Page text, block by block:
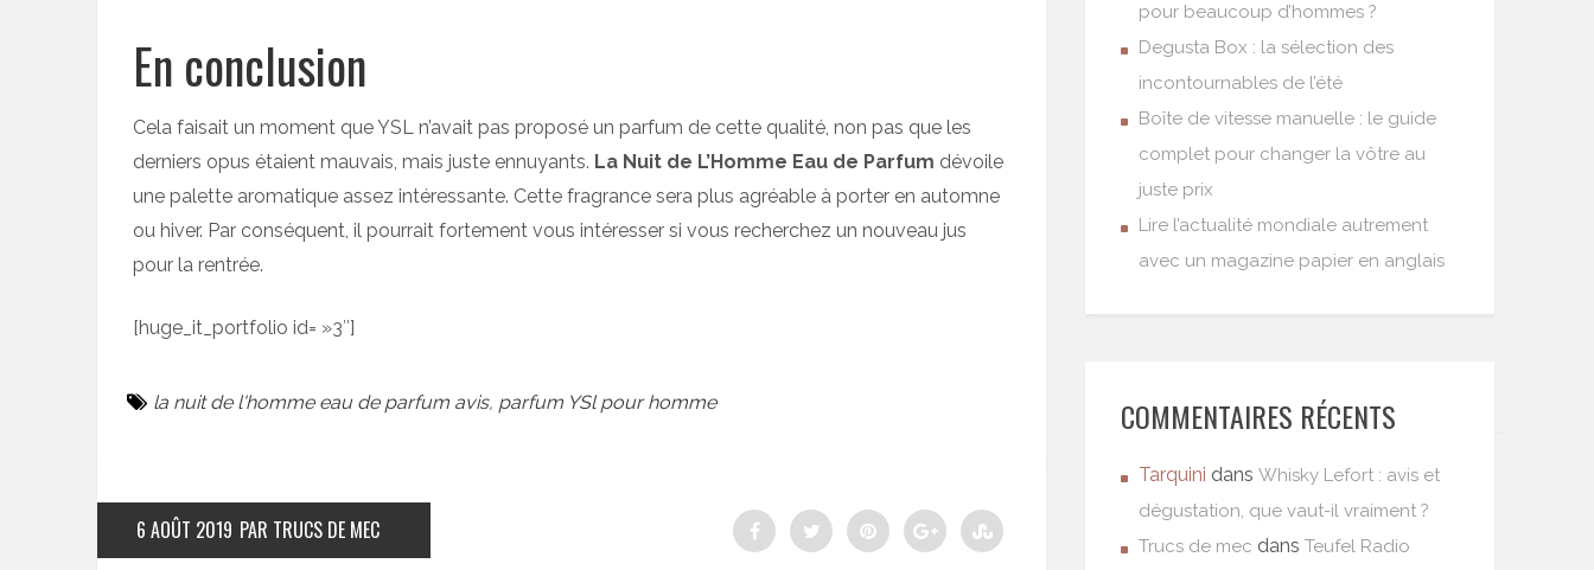
En conclusion
Cela faisait un moment que YSL n’avait pas proposé un parfum de cette qualité, non pas que les
derniers opus étaient mauvais, mais juste ennuyants. La Nuit de L’Homme Eau de Parfum dévoile
une palette aromatique assez intéressante. Cette fragrance sera plus agréable à porter en automne
ou hiver. Par conséquent, il pourrait fortement vous intéresser si vous recherchez un nouveau jus
pour la rentrée.
[huge_it_portfolio id= »3″]
la nuit de l'homme eau de parfum avis, parfum YSl pour homme
6 AOÛT 2019 PAR TRUCS DE MEC
pour beaucoup d’hommes ?
Degusta Box : la sélection des
incontournables de l’été
Boîte de vitesse manuelle : le guide
complet pour changer la vôtre au
juste prix
Lire l’actualité mondiale autrement
avec un magazine papier en anglais
COMMENTAIRES RÉCENTS
Tarquini dans Whisky Lefort : avis et
dégustation, que vaut-il vraiment ?
Trucs de mec dans Teufel Radio